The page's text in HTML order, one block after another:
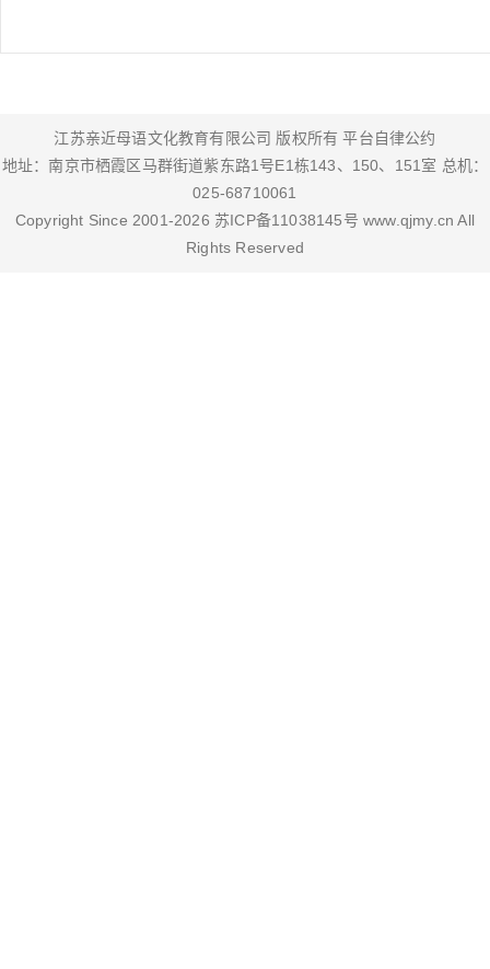
江苏亲近母语文化教育有限公司 版权所有平台自律公约
地址：南京市栖霞区马群街道紫东路1号E1栋143、150、151室 总机：
025-68710061
Copyright Since 2001-2026 苏ICP备11038145号 www.qjmy.cn All
Rights Reserved